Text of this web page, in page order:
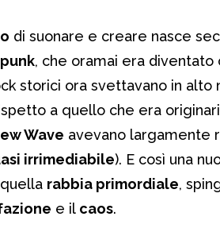
di suonare e creare nasce
, che oramai era
storici ora svettavano in alto
a quello che era
Wave avevano largamente
irrimediabile). E così una
rabbia primordiale,
e il caos.